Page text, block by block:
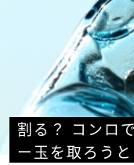
割る？ コンロ
ー玉を取ろう